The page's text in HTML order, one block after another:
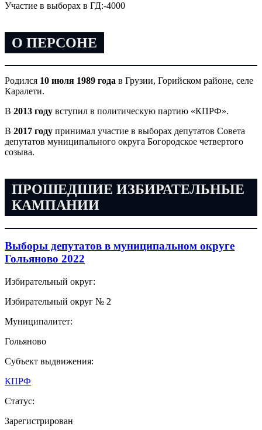
Участие в выборах в ГД:-4000
О ПЕРСОНЕ
Родился 10 июля 1989 года в Грузии, Горийском районе, селе
Каралети.
В 2013 году вступил в политическую партию «КПРФ».
В 2017 году принимал участие в выборах депутатов Совета
депутатов муниципального округа Богородское четвертого
созыва.
ПРОШЕДШИЕ ИЗБИРАТЕЛЬНЫЕ
КАМПАНИИ
Выборы депутатов в муниципальном округе
Гольяново 2022
Избирательный округ:
Избирательный округ № 2
Муниципалитет:
Гольяново
Субъект выдвижения:
КПРФ
Статус:
Зарегистрирован